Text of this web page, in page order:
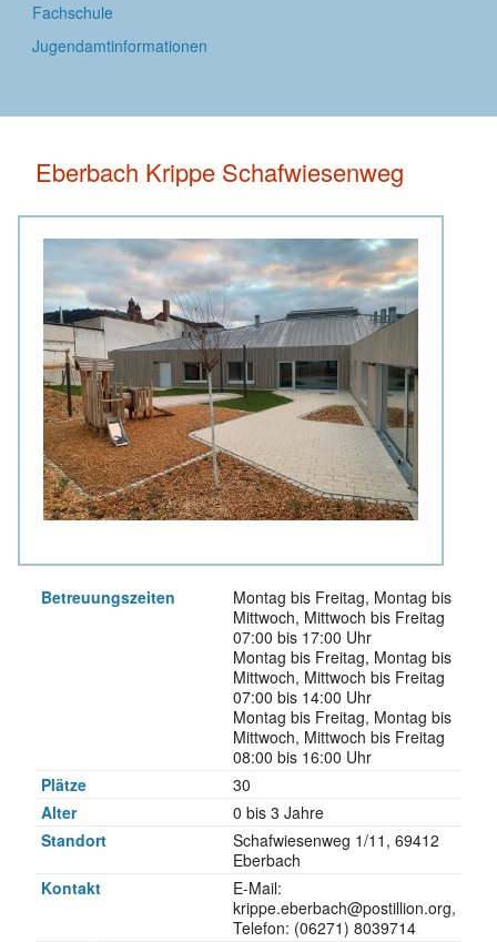
Fachschule
Jugendamtinformationen
Eberbach Krippe Schafwiesenweg
Betreuungs­zeiten
Montag bis Freitag, Montag bis
Mittwoch, Mittwoch bis Freitag
07:00 bis 17:00 Uhr
Montag bis Freitag, Montag bis
Mittwoch, Mittwoch bis Freitag
07:00 bis 14:00 Uhr
Montag bis Freitag, Montag bis
Mittwoch, Mittwoch bis Freitag
08:00 bis 16:00 Uhr
Plätze
30
Alter
0 bis 3 Jahre
Standort
Schafwiesenweg 1/11, 69412
Eberbach
Kontakt
E-Mail:
krippe.eberbach@postillion.org,
Telefon: (06271) 8039714